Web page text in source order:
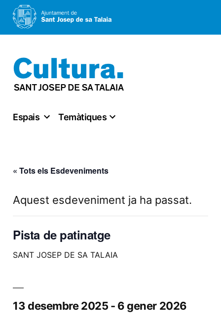
al
contingut
Espais Temàtiques
« Tots els Esdeveniments
Aquest esdeveniment ja ha passat.
Pista de patinatge
SANT JOSEP DE SA TALAIA
13 desembre 2025 - 6 gener 2026